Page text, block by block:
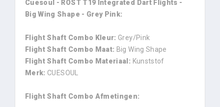
Cuesoul - ROST T19 Integrated Dart Flights -
Big Wing Shape - Grey Pink:
Flight Shaft Combo Kleur: Grey/Pink
Flight Shaft Combo Maat: Big Wing Shape
Flight Shaft Combo Materiaal: Kunststof
Merk: CUESOUL
Flight Shaft Combo Afmetingen: